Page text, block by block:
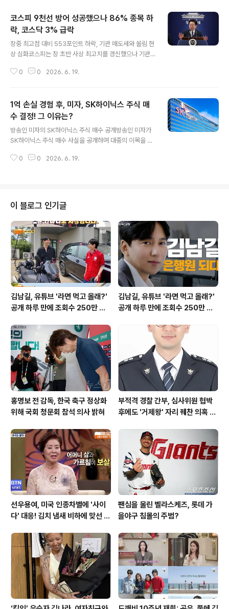
코스피 9천선 방어 성공했으나 86% 종목 하
락, 코스닥 3% 급락
장중 최고점 대비 553포인트 하락, 기관 매도세와 쏠림 현
상 심화코스피는 장 초반 사상 최고치를 경신했으나 기관
했습니다. 장중 최고점과 최저점의 차이가 553포인트에
속 코스피 상승 종목 115개 불과, 코스닥 3.43% 급락삼성
전자, SK하이닉스 등 대형주에 매수세가 집중되면서 시장
전반으로 매수세가 확산되지 못했습니다. 코스피 상승 종
목은 115개에 그친 반면 하락 종목은 787개로 전체의 8
6%가 하락했습니다. 코스닥 시장 역시 3.43% 급락하며
하락 종목이 1490개에 달했습니다. 지정학적 불안감보다
0 0 2026. 6. 19.
1억 손실 경험 후, 미자, SK하이닉스 주식 매
수 결정! 그 이유는?
방송인 미자의 SK하이닉스 주식 매수 공개방송인 미자가
SK하이닉스 주식 매수 사실을 공개하며 대중의 이목을 집
스 주식에 투자했음을 밝혔습니다. 이번 투자가 실패할 경
남편 김태현과 함께 건설주에 투자했으나, 예상과 달리 주
가가 하락하며 큰 손실을 보았습니다. 전쟁 이후 건설주 상
승을 예측했으나, 이는 빗나갔습니다. SK하이닉스 매수 결
정 배경 및 향후 전망미자는 현재 주가 상승세를 보고 SK
하이닉스에 투자했다고 설명했습니다. 과거의 손실 경험에
도 불구하고, 이번 투자를 ..
0 0 2026. 6. 19.
이 블로그 인기글
김남길, 유튜브 '라면 먹고 올래?'
공개 하루 만에 조회수 250만 돌
김남길, 유튜브 '라면 먹고 올래?'
공개 하루 만에 조회수 250만 돌
홍명보 전 감독, 한국 축구 정상화
위해 국회 청문회 참석 의사 밝혀
부적격 경찰 간부, 심사위원 협박
후에도 '거제왕' 자리 꿰찬 의혹 진
선우용여, 미국 인종차별에 '사이
다' 대응! 김치 냄새 비하에 맞선 통
팬심을 울린 벨라스케즈, 롯데 가
을야구 침몰의 주범?